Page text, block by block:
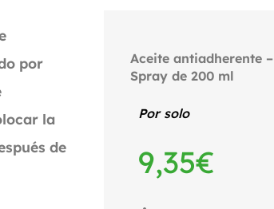
por
la
de
Aceite antiadherente –
Spray de 200 ml
Por solo
9,35€